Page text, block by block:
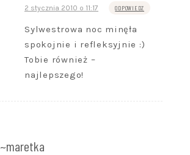
2 stycznia 2010 o 11:17 ODPOWIEDZ
Sylwestrowa noc minęła
spokojnie i refleksyjnie :)
Tobie również –
najlepszego!
~maretka